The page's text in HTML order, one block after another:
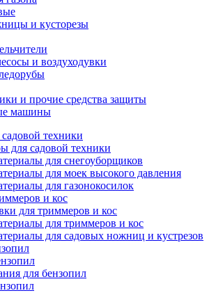
и кусторезы
и воздуходувки
и прочие средства защиты
машины
техники
для садовой техники
для снегоуборщиков
для моек высокого давления
для газонокосилок
и кос
для триммеров и кос
для триммеров и кос
для садовых ножниц и кустрезов
для бензопил